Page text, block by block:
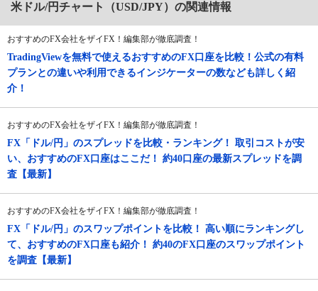
米ドル/円チャート（USD/JPY）の関連情報
おすすめのFX会社をザイFX！編集部が徹底調査！
TradingViewを無料で使えるおすすめのFX口座を比較！公式の有料
プランとの違いや利用できるインジケーターの数なども詳しく紹
介！
おすすめのFX会社をザイFX！編集部が徹底調査！
FX「ドル/円」のスプレッドを比較・ランキング！ 取引コストが安
い、おすすめのFX口座はここだ！ 約40口座の最新スプレッドを調
査【最新】
おすすめのFX会社をザイFX！編集部が徹底調査！
FX「ドル/円」のスワップポイントを比較！ 高い順にランキングし
て、おすすめのFX口座も紹介！ 約40のFX口座のスワップポイント
を調査【最新】